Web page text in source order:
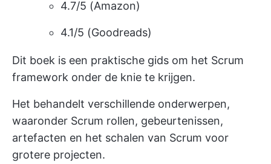
4.7/5 (Amazon)
4.1/5 (Goodreads)
Dit boek is een praktische gids om het Scrum
framework onder de knie te krijgen.
Het behandelt verschillende onderwerpen,
waaronder Scrum rollen, gebeurtenissen,
artefacten en het schalen van Scrum voor
grotere projecten.